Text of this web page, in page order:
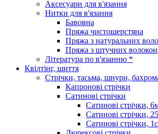
Аксесуари для в'язання
Нитки для в'язання
Бавовна
Пряжа чистошерстяна
Пряжа з натуральних
Пряжа з штучних волокон
Література по в'язанню *
Квілтінг, шиття
Стрічки, тасьма, шнури,
Капронові стрічки
Сатинові стрічки
Сатинові стрічки,
Сатинові стрічки,
Сатинові стрічки,